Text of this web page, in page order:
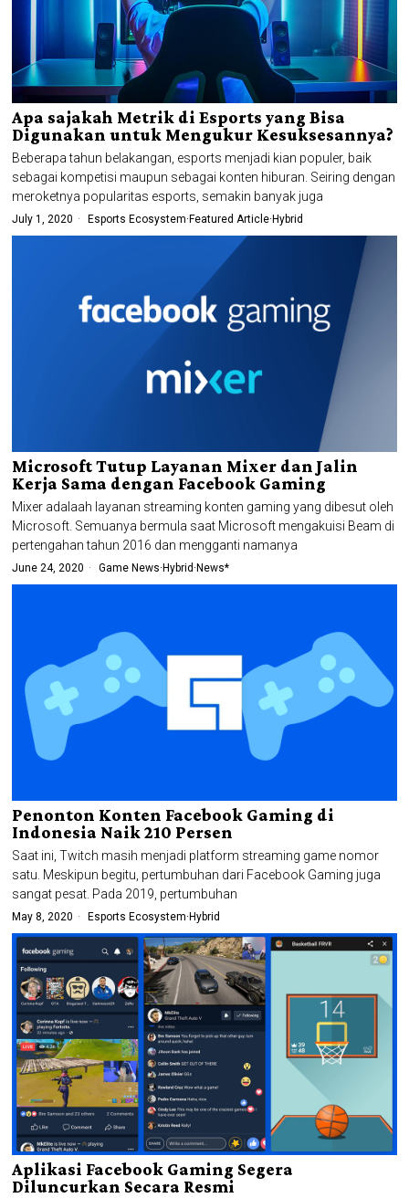
Apa sajakah Metrik di Esports yang Bisa
Digunakan untuk Mengukur Kesuksesannya?
Beberapa tahun belakangan, esports menjadi kian populer, baik
sebagai kompetisi maupun sebagai konten hiburan. Seiring dengan
meroketnya popularitas esports, semakin banyak juga
July 1, 2020 Esports Ecosystem· Featured Article· Hybrid
Microsoft Tutup Layanan Mixer dan Jalin
Kerja Sama dengan Facebook Gaming
Mixer adalaah layanan streaming konten gaming yang dibesut oleh
Microsoft. Semuanya bermula saat Microsoft mengakuisi Beam di
pertengahan tahun 2016 dan mengganti namanya
June 24, 2020 Game News· Hybrid · News*
Penonton Konten Facebook Gaming di
Indonesia Naik 210 Persen
Saat ini, Twitch masih menjadi platform streaming game nomor
satu. Meskipun begitu, pertumbuhan dari Facebook Gaming juga
sangat pesat. Pada 2019, pertumbuhan
May 8, 2020 Esports Ecosystem·Hybrid
Aplikasi Facebook Gaming Segera
Diluncurkan Secara Resmi